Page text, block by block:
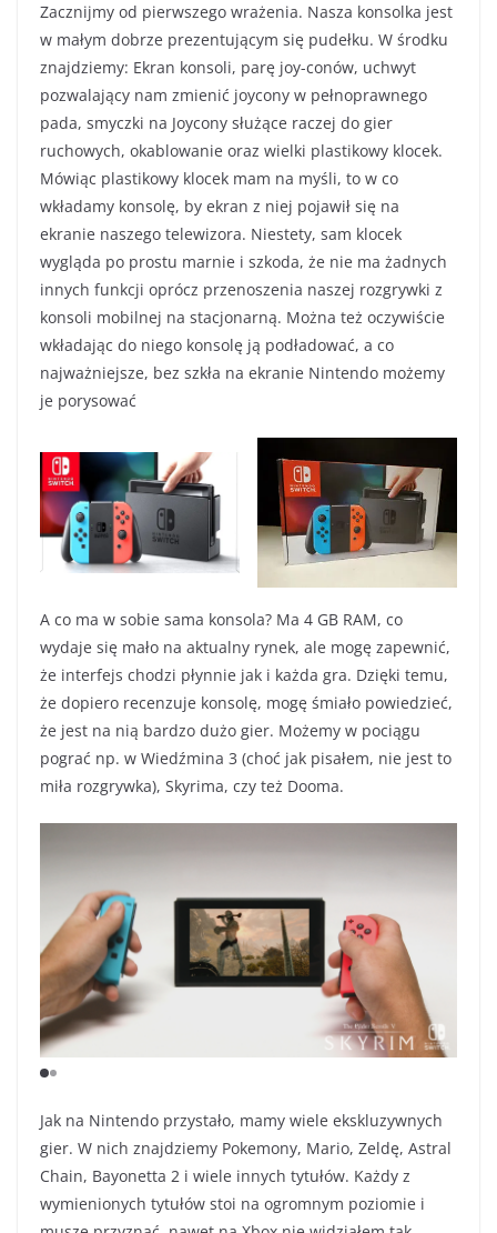
Zacznijmy od pierwszego wrażenia. Nasza konsolka jest
w małym dobrze prezentującym się pudełku. W środku
znajdziemy: Ekran konsoli, parę joy-conów, uchwyt
pozwalający nam zmienić joycony w pełnoprawnego
pada, smyczki na Joycony służące raczej do gier
ruchowych, okablowanie oraz wielki plastikowy klocek.
Mówiąc plastikowy klocek mam na myśli, to w co
wkładamy konsolę, by ekran z niej pojawił się na
ekranie naszego telewizora. Niestety, sam klocek
wygląda po prostu marnie i szkoda, że nie ma żadnych
innych funkcji oprócz przenoszenia naszej rozgrywki z
konsoli mobilnej na stacjonarną. Można też oczywiście
wkładając do niego konsolę ją podładować, a co
najważniejsze, bez szkła na ekranie Nintendo możemy
je porysować
A co ma w sobie sama konsola? Ma 4 GB RAM, co
wydaje się mało na aktualny rynek, ale mogę zapewnić,
że interfejs chodzi płynnie jak i każda gra. Dzięki temu,
że dopiero recenzuje konsolę, mogę śmiało powiedzieć,
że jest na nią bardzo dużo gier. Możemy w pociągu
pograć np. w Wiedźmina 3 (choć jak pisałem, nie jest to
miła rozgrywka), Skyrima, czy też Dooma.
Jak na Nintendo przystało, mamy wiele ekskluzywnych
gier. W nich znajdziemy Pokemony, Mario, Zeldę, Astral
Chain, Bayonetta 2 i wiele innych tytułów. Każdy z
wymienionych tytułów stoi na ogromnym poziomie i